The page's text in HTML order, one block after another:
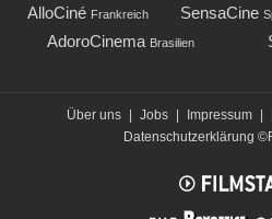
AlloCiné Frankreich SensaCine
AdoroCinema Brasilien
Über uns | Jobs | Impressum |
Datenschutzerklärung